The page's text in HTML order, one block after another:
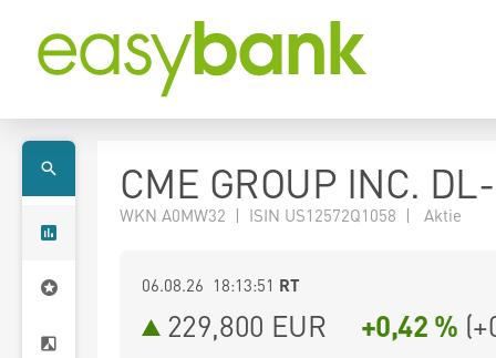
CME GROUP INC.
WKN A0MW32 | ISIN US12572Q1058 | Aktie
06.08.26 18:13:51 RT
229,800 EUR +0,42 % (